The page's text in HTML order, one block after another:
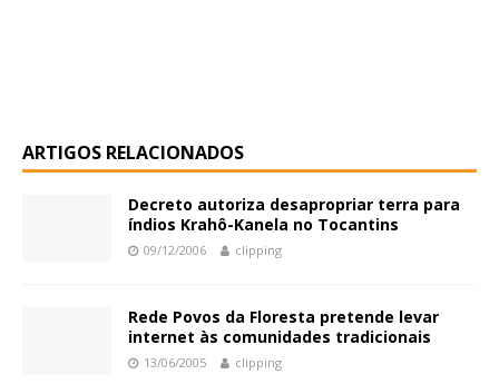
ARTIGOS RELACIONADOS
Decreto autoriza desapropriar terra para
índios Krahô-Kanela no Tocantins
09/12/2006 clipping
Rede Povos da Floresta pretende levar
internet às comunidades tradicionais
13/06/2005 clipping